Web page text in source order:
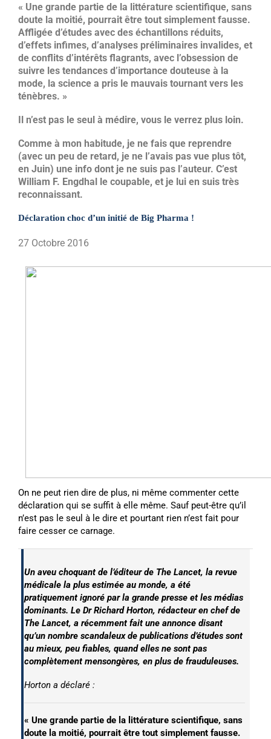
« Une grande partie de la littérature scientifique, sans
doute la moitié, pourrait être tout simplement fausse.
Affligée d’études avec des échantillons réduits,
d’effets infimes, d’analyses préliminaires invalides, et
de conflits d’intérêts flagrants, avec l’obsession de
suivre les tendances d’importance douteuse à la
mode, la science a pris le mauvais tournant vers les
ténèbres. »
Il n’est pas le seul à médire, vous le verrez plus loin.
Comme à mon habitude, je ne fais que reprendre
(avec un peu de retard, je ne l’avais pas vue plus tôt,
en Juin) une info dont je ne suis pas l’auteur. C’est
William F. Engdhal le coupable, et je lui en suis très
reconnaissant.
Déclaration choc d’un initié de Big Pharma !
27 Octobre 2016
On ne peut rien dire de plus, ni même commenter cette
déclaration qui se suffit à elle même. Sauf peut-être qu’il
n’est pas le seul à le dire et pourtant rien n’est fait pour
faire cesser ce carnage.
Un aveu choquant de l’éditeur de The Lancet, la revue
médicale la plus estimée au monde, a été
pratiquement ignoré par la grande presse et les médias
dominants. Le Dr Richard Horton, rédacteur en chef de
The Lancet, a récemment fait une annonce disant
qu’un nombre scandaleux de publications d’études sont
au mieux, peu fiables, quand elles ne sont pas
complètement mensongères, en plus de frauduleuses.
Horton a déclaré :
« Une grande partie de la littérature scientifique, sans
doute la moitié, pourrait être tout simplement fausse.